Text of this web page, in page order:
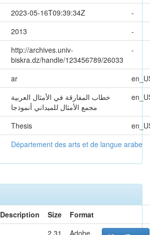
2023-05-16T09:39:34Z
-
2013
-
http://archives.univ-
biskra.dz/handle/123456789/26033
-
ar
خطاب المفارقة في الأمثال العربية
مجمع الأمثال للميداني أنموذجا
Thesis
Département des arts et de langue arabe
Description Size
Format
2,31 Adobe